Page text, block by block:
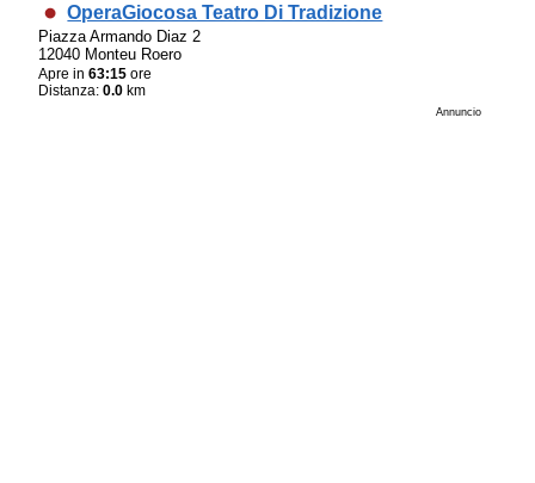
OperaGiocosa Teatro Di Tradizione
Piazza Armando Diaz 2
12040 Monteu Roero
Apre in63:15 ore
Distanza:0.0 km
Annuncio